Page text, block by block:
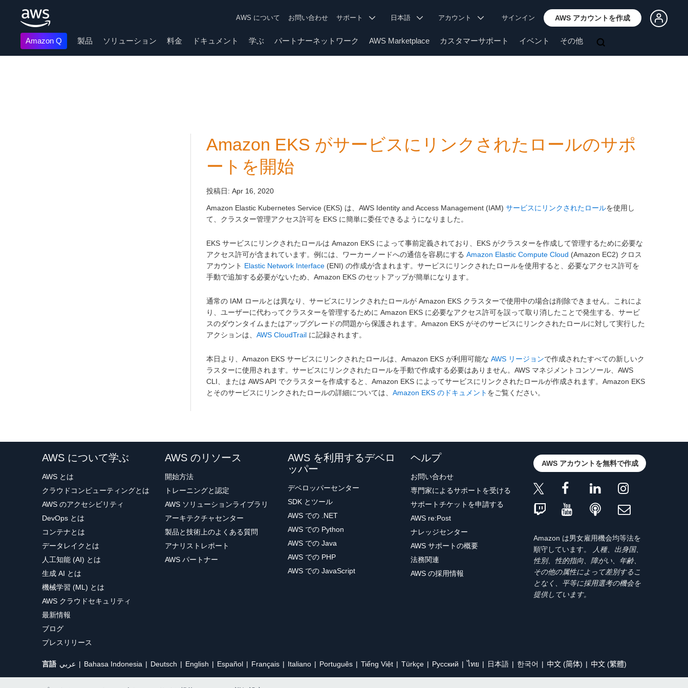
AWS について お問い合わせ サポート 日本語 アカウント サインイン AWS アカウントを作成
Amazon Q 製品 ソリューション 料金 ドキュメント 学ぶ パートナーネットワーク AWS Marketplace カスタマーサポート イベント その他
Amazon EKS がサービスにリンクされたロールのサポ
ートを開始
投稿日: Apr 16, 2020
Amazon Elastic Kubernetes Service (EKS) は、AWS Identity and Access Management (IAM) サービスにリンクされたロールを使用し
て、クラスター管理アクセス許可を EKS に簡単に委任できるようになりました。
EKS サービスにリンクされたロールは Amazon EKS によって事前定義されており、EKS がクラスターを作成して管理するために必要な
アクセス許可が含まれています。例には、ワーカーノードへの通信を容易にする Amazon Elastic Compute Cloud (Amazon EC2) クロス
アカウント Elastic Network Interface (ENI) の作成が含まれます。サービスにリンクされたロールを使用すると、必要なアクセス許可を
手動で追加する必要がないため、Amazon EKS のセットアップが簡単になります。
通常の IAM ロールとは異なり、サービスにリンクされたロールが Amazon EKS クラスターで使用中の場合は削除できません。これによ
り、ユーザーに代わってクラスターを管理するために Amazon EKS に必要なアクセス許可を誤って取り消したことで発生する、サービ
スのダウンタイムまたはアップグレードの問題から保護されます。Amazon EKS がそのサービスにリンクされたロールに対して実行した
アクションは、 AWS CloudTrail に記録されます。
本日より、Amazon EKS サービスにリンクされたロールは、Amazon EKS が利用可能な AWS リージョンで作成されたすべての新しいク
ラスターに使用されます。サービスにリンクされたロールを手動で作成する必要はありません。AWS マネジメントコンソール、AWS
CLI、または AWS API でクラスターを作成すると、Amazon EKS によってサービスにリンクされたロールが作成されます。Amazon EKS
とそのサービスにリンクされたロールの詳細については、 Amazon EKS のドキュメント をご覧ください。
AWS について学ぶ
AWS とは
クラウドコンピューティングとは
AWS のアクセシビリティ
DevOps とは
コンテナとは
データレイクとは
人工知能 (AI) とは
生成 AI とは
機械学習 (ML) とは
AWS クラウドセキュリティ
最新情報
ブログ
プレスリリース
AWS のリソース
開始方法
トレーニングと認定
AWS ソリューションライブラリ
アーキテクチャセンター
製品と技術上のよくある質問
アナリストレポート
AWS パートナー
AWS を利用するデベロ
ッパー
デベロッパーセンター
SDK とツール
AWS での .NET
AWS での Python
AWS での Java
AWS での PHP
AWS での JavaScript
ヘルプ
お問い合わせ
専門家によるサポートを受ける
サポートチケットを申請する
AWS re:Post
ナレッジセンター
AWS サポートの概要
法務関連
AWS の採用情報
AWS アカウントを無料で作成
Amazon は男女雇用機会均等法を
順守しています。
人種、出身国、
性別、性的指向、障がい、年齢、
その他の属性によって差別するこ
となく、平等に採用選考の機会を
提供しています。
言語 عربي Bahasa Indonesia Deutsch English Español Français Italiano Português Tiếng Việt Türkçe Ρусский ไทย 日本語 한국어 中文 (简体) 中文 (繁體)